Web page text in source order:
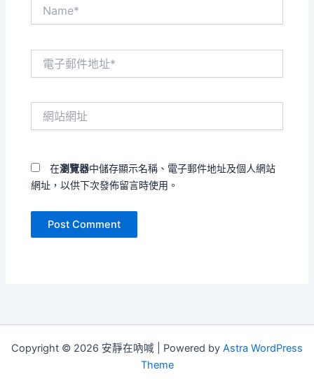
在瀏覽器中儲存顯示名稱、電子郵件地址及個人網站
網址，以供下次發佈留言時使用。
Copyright © 2026 安靜在吶喊 | Powered by Astra WordPress
Theme